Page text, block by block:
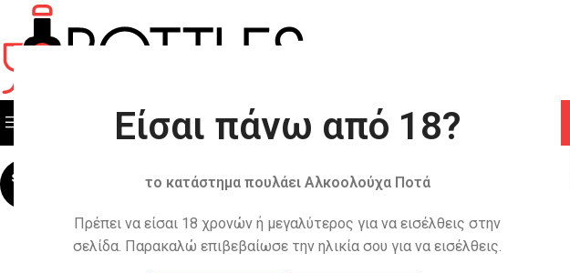
Είσαι πάνω από 18?
το κατάστημα πουλάει Αλκοολούχα Ποτά
Πρέπει να είσαι 18 χρονών ή μεγαλύτερος για να εισέλθεις στην
σελίδα. Παρακαλώ επιβεβαίωσε την ηλικία σου για να εισέλθεις.
ΟΛΕΣ ΟΙ ΚΑΤΗΓΟΡΙΕΣ ΟΛΑ ΤΑ ΠΡΟΙΟΝΤΑ
SOLD